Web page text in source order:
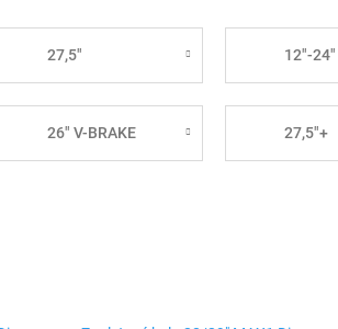
27,5" 12"-24"
26" V-BRAKE 27,5"+